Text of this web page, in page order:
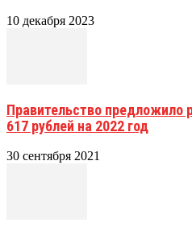
10 декабря 2023
Правительство предложило
617 рублей на 2022 год
30 сентября 2021